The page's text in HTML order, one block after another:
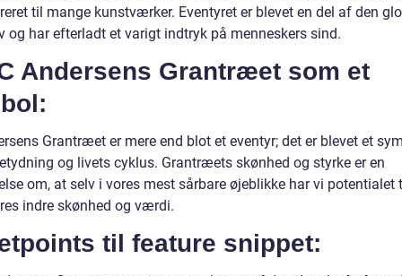
til mange kunstværker. Eventyret er blevet en del af den
og har efterladt et varigt indtryk på menneskers sind.
Andersens Grantræet som et
Grantræet er mere end blot et eventyr; det er blevet et
og livets cyklus. Grantræets skønhed og styrke er en
om, at selv i vores mest sårbare øjeblikke har vi potentialet
indre skønhed og værdi.
til feature snippet: